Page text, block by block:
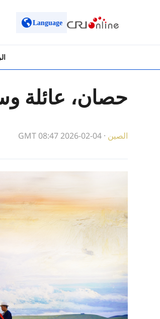
Language
حصان، عائلة
الصين ·
GMT 08:47 2026-02-04